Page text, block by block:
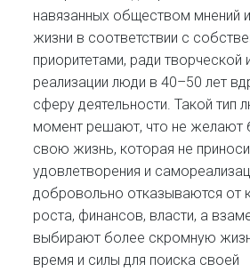
навязанных обществом мнений
жизни в соответствии с
приоритетами, ради творческой
реализации люди в 40–50 лет
сферу деятельности. Такой тип
момент решают, что не желают
свою жизнь, которая не
удовлетворения и
добровольно отказываются от
роста, финансов, власти, а
выбирают более скромную
время и силы для поиска своей